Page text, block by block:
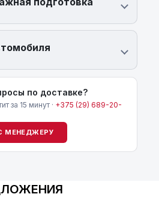
по доставке?
за 15 минут · +375 (29) 689-20-
МЕНЕДЖЕРУ